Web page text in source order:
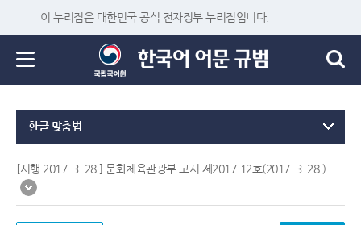
이 누리집은 대한민국 공식 전자정부 누리집입니다.
한글 맞춤법
[시행 2017. 3. 28.] 문화체육관광부 고시 제2017-12호(2017. 3. 28.)